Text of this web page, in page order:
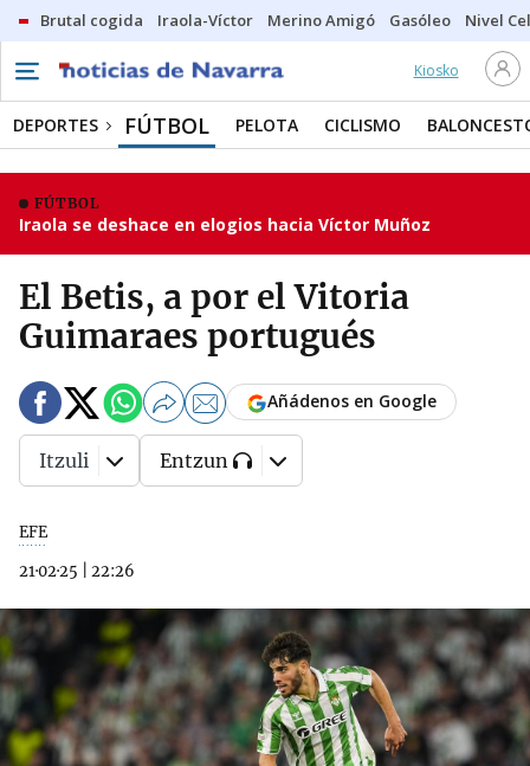
Brutal cogida Iraola-Víctor Merino Amigó Gasóleo Nivel
Kiosko
DEPORTES FÚTBOL PELOTA CICLISMO
FÚTBOL
Iraola se deshace en elogios hacia Víctor Muñoz
El Betis, a por el Vitoria
Guimaraes portugués
EFE
21·02·25
22:26
Añádenos en Google
Itzuli Entzun